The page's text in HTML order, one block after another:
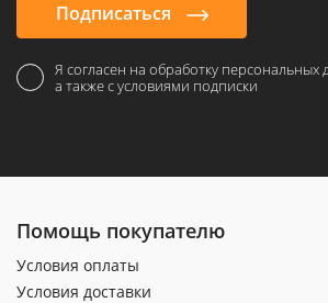
Подписаться
Я согласен на обработку персональных
а также с условиями подписки
Помощь покупателю
Условия оплаты
Условия доставки